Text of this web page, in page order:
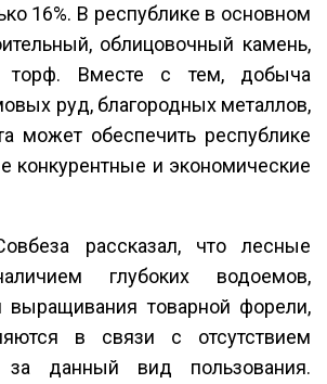
16%. В республике в основном
облицовочный камень,
торф. Вместе с тем, добыча
руд, благородных металлов,
может обеспечить республике
конкурентные и экономические
рассказал, что лесные
глубоких водоемов,
выращивания товарной форели,
в связи с отсутствием
за данный вид пользования.